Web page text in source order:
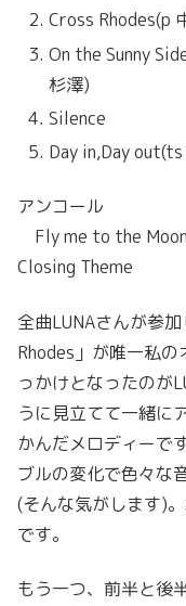
Cross Rhodes(p
On the Sunny
杉澤)
Silence
Day in,Day
アンコール
Fly me to the
Closing Theme
全曲LUNAさんが参
Rhodes」が唯一私
っかけとなったのが
うに見立てて一緒に
かんだメロディーで
ブルの変化で色々な
(そんな気がします)
です。
もう一つ、前半と後